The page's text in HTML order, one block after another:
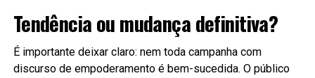
Tendência ou mudança definitiva?
É importante deixar claro: nem toda campanha com
discurso de empoderamento é bem-sucedida. O público